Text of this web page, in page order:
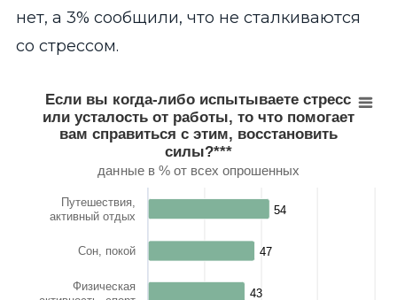
нет, а 3% сообщили, что не сталкиваются
со стрессом.
Bar chart with 10 bars.
данные в % от всех опрошенных
View as data table, Если вы когда-либо испытываете
The chart has 1 X axis displaying categories.
The chart has 1 Y axis displaying values. Range: 0 to 100.
Если вы когда-либо испытываете стресс
или усталость от работы, то что помогает
вам справиться с этим, восстановить
силы?***
данные в % от всех опрошенных
54
54
47
47
43
43
Путешествия,
активный отдых
Сон, покой
Физическая